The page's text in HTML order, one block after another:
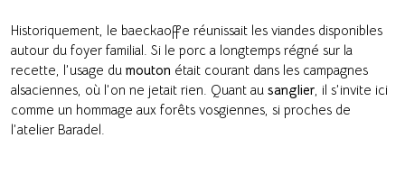
Historiquement, le baeckaoffe réunissait les viandes disponibles
autour du foyer familial. Si le porc a longtemps régné sur la
recette, l’usage du mouton était courant dans les campagnes
alsaciennes, où l’on ne jetait rien. Quant au sanglier, il s’invite ici
comme un hommage aux forêts vosgiennes, si proches de
l’atelier Baradel.